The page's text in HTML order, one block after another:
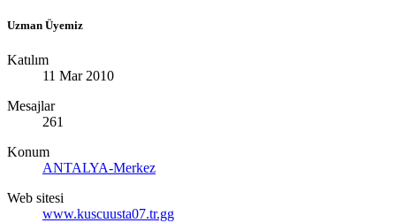
Uzman Üyemiz
Katılım
11 Mar 2010
Mesajlar
261
Konum
ANTALYA-Merkez
Web sitesi
www.kuscuusta07.tr.gg